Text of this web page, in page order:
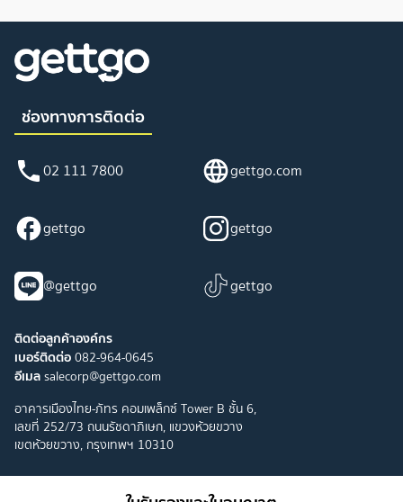
ช่องทางการติดต่อ
02 111 7800 gettgo.com
gettgo gettgo
@gettgo gettgo
ติดต่อลูกค้าองค์กร
เบอร์ติดต่อ082-964-0645
อีเมลsalecorp@gettgo.com
อาคารเมืองไทย-ภัทร คอมเพล็กซ์ Tower B ชั้น 6,
เลขที่ 252/73 ถนนรัชดาภิเษก, แขวงห้วยขวาง
เขตห้วยขวาง, กรุงเทพฯ 10310